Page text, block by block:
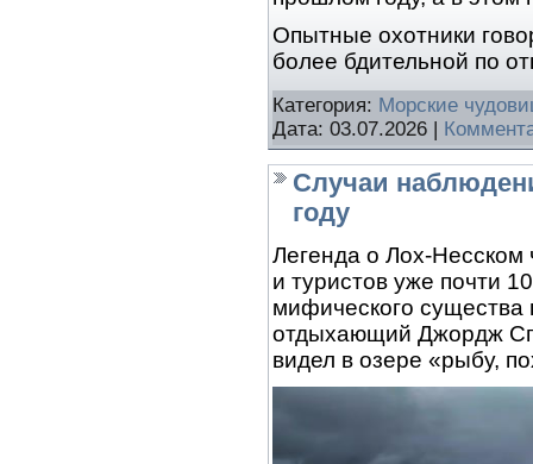
Опытные охотники
более бдительной по
Категория: Морские
Дата: 03.07.2026 |
Случаи
году
Легенда о Лох-
и туристов уже почти
мифического существа
отдыхающий Джордж
видел в озере «рыбу,